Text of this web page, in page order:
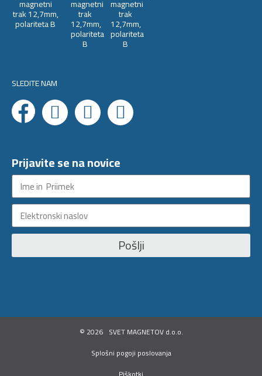
SLEDITE NAM
Prijavite se na novice
Pošlji
© 2026 SVET MAGNETOV d.o.o.
Splošni pogoji poslovanja